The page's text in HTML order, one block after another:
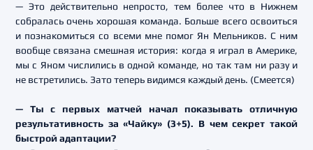
— Это действительно непросто, тем более что в Нижнем
собралась очень хорошая команда. Больше всего освоиться
и познакомиться со всеми мне помог Ян Мельников. С ним
вообще связана смешная история: когда я играл в Америке,
мы с Яном числились в одной команде, но так там ни разу и
не встретились. Зато теперь видимся каждый день. (Смеется)
— Ты с первых матчей начал показывать отличную
результативность за «Чайку» (3+5). В чем секрет такой
быстрой адаптации?